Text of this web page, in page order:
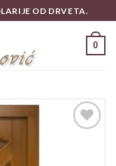
OD DRVETA.
0